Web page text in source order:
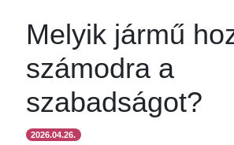
Melyik jármű
számodra a
szabadságot?
2026.04.26.